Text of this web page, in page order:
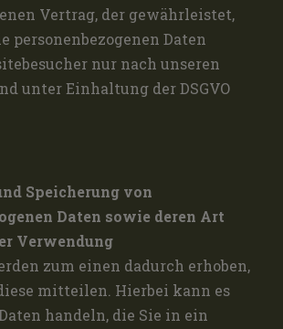
Vertrag, der gewährleistet,
personenbezogenen Daten
nur nach unseren
unter Einhaltung der DSGVO
Speicherung von
Daten sowie deren Art
Verwendung
zum einen dadurch erhoben,
mitteilen. Hierbei kann es
handeln, die Sie in ein